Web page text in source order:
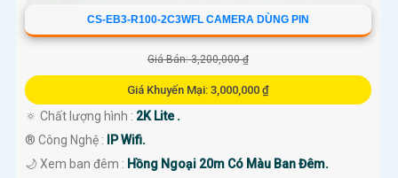
CS-EB3-R100-2C3WFL CAMERA DÙNG PIN
Giá Bán: 3,200,000 ₫
Giá Khuyến Mại: 3,000,000 ₫
🔅 Chất lượng hình : 2K Lite .
®️ Công Nghệ : IP Wifi.
🌙 Xem ban đêm : Hồng Ngoại 20m Có Màu Ban Đêm.